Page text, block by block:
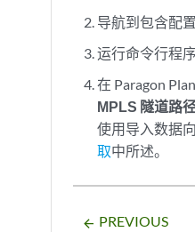
导航到包含配
运行命令行程
在 Paragon
MPLS 隧道路
使用导入数据
取中所述。
arrow_backward PREVIOUS